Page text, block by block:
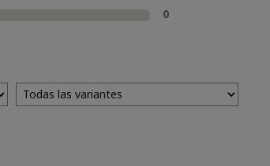
0